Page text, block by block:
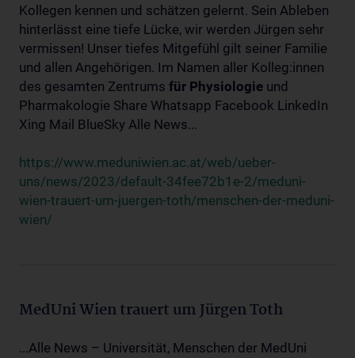
Kollegen kennen und schätzen gelernt. Sein Ableben
hinterlässt eine tiefe Lücke, wir werden Jürgen sehr
vermissen! Unser tiefes Mitgefühl gilt seiner Familie
und allen Angehörigen. Im Namen aller Kolleg:innen
des gesamten Zentrums für Physiologie und
Pharmakologie Share Whatsapp Facebook LinkedIn
Xing Mail BlueSky Alle News...
https://www.meduniwien.ac.at/web/ueber-
uns/news/2023/default-34fee72b1e-2/meduni-
wien-trauert-um-juergen-toth/menschen-der-meduni-
wien/
MedUni Wien trauert um Jürgen Toth
...Alle News – Universität, Menschen der MedUni